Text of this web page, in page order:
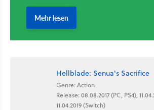
Hellblade: Senua's Sacrifice
Genre: Action
Release: 08.08.2017 (PC, PS4),
11.04.2019 (Switch)